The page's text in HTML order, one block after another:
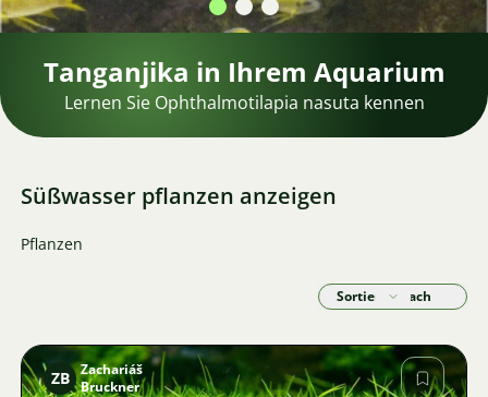
Garnelen im Aquarium
Finden Sie die richtigen Garnelen für Ihr Aquarium.
Süßwasser pflanzen anzeigen
Pflanzen
Sortieren nach
ZB
Zachariáš
Bruckner